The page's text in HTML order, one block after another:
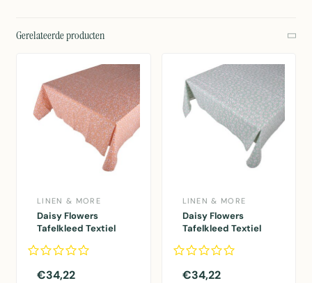
Gerelateerde producten
LINEN & MORE
Daisy Flowers
Tafelkleed Textiel
€34,22
LINEN & MORE
Daisy Flowers
Tafelkleed Textiel
€34,22